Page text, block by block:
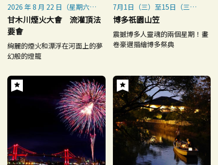
2026 年 8 月 22 日（星期六）
※ 雨勢較小時照常舉行；如遇
惡劣天氣，將順延至 8 月 23
日（星期日）。
※ 若 8 月 23 日（星期日）仍
遇惡劣天氣，將再順延至 8 月
甘木川煙火大會 流灌頂法
要會
絢麗的煙火和漂浮在河面上的夢
幻般的燈籠
7月1日（三）至15日（三）
裝飾山笠一般公開
7月12日（日）追山笠預演
7月13日（一）集團山笠表演
7月15日（三）（4:59起）追
博多祇園山笠
震撼博多人靈魂的兩個星期！畫
卷豪邁描繪博多祭典